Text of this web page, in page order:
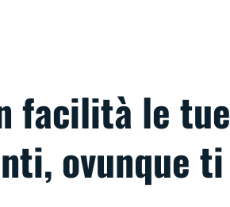
facilità le tue
ovunque ti